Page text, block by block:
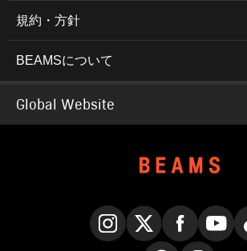
規約・方針
BEAMSについて
Global Website